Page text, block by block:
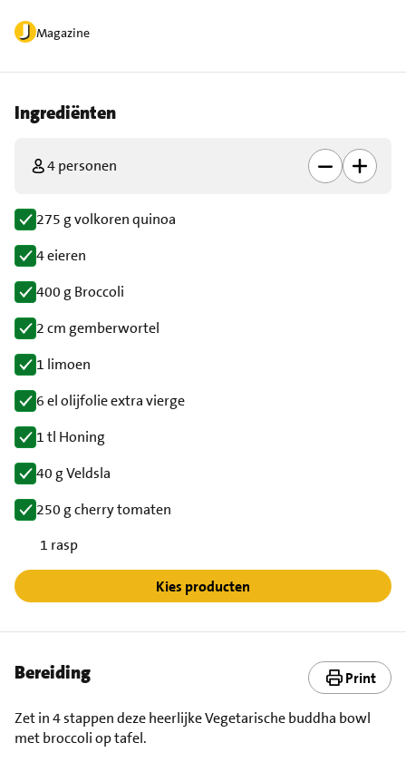
Magazine
Ingrediënten
4 personen
275 g volkoren quinoa
4 eieren
400 g Broccoli
2 cm gemberwortel
1 limoen
6 el olijfolie extra vierge
1 tl Honing
40 g Veldsla
250 g cherry tomaten
1 rasp
Kies producten
Bereiding Print
Zet in 4 stappen deze heerlijke Vegetarische buddha bowl
met broccoli op tafel.